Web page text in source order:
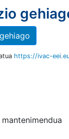
https://ivac-